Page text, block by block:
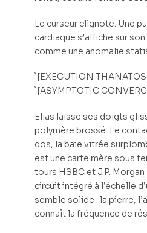
Le curseur clignote. Une
cardiaque s’affiche sur
comme une anomalie
`[EXECUTION
`[ASYMPTOTIC
Elias laisse ses doigts
polymère brossé. Le
dos, la baie vitrée
est une carte mère sous
tours HSBC et J.P.
circuit intégré à l’échelle
semble solide : la pierre,
connaît la fréquence de